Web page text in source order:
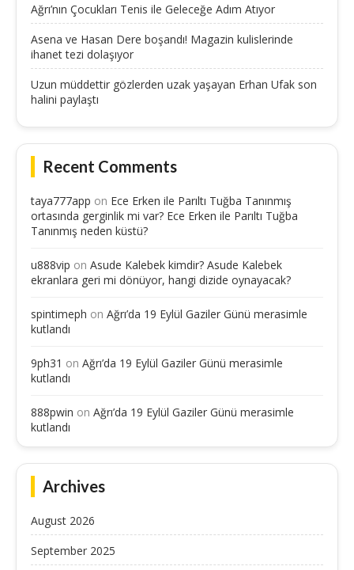
Ağrı’nın Çocukları Tenis ile Geleceğe Adım Atıyor
Asena ve Hasan Dere boşandı! Magazin kulislerinde
ihanet tezi dolaşıyor
Uzun müddettir gözlerden uzak yaşayan Erhan Ufak son
halini paylaştı
Recent Comments
taya777app on Ece Erken ile Parıltı Tuğba Tanınmış
ortasında gerginlik mi var? Ece Erken ile Parıltı Tuğba
Tanınmış neden küstü?
u888vip on Asude Kalebek kimdir? Asude Kalebek
ekranlara geri mi dönüyor, hangi dizide oynayacak?
spintimeph on Ağrı’da 19 Eylül Gaziler Günü merasimle
kutlandı
9ph31 on Ağrı’da 19 Eylül Gaziler Günü merasimle
kutlandı
888pwin on Ağrı’da 19 Eylül Gaziler Günü merasimle
kutlandı
Archives
August 2026
September 2025